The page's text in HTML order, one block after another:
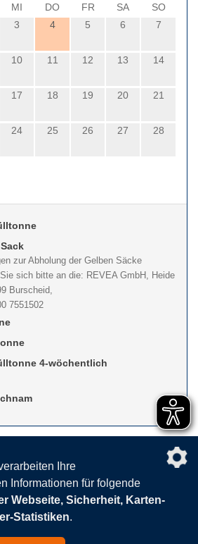
MI DO FR SA
SO
3 4 5 6 7
10 11 12 13 14
17 18 19 20 21
24 25 26 27 28
zur Abholung der Gelben Säcke
sich bitte an die: REVEA GmbH, Heide
Burscheid,
7551502
4-wöchentlich
nach
Impressum
Ihre
Informationen für folgende
Webseite, Sicherheit, Karten-
Statistiken.